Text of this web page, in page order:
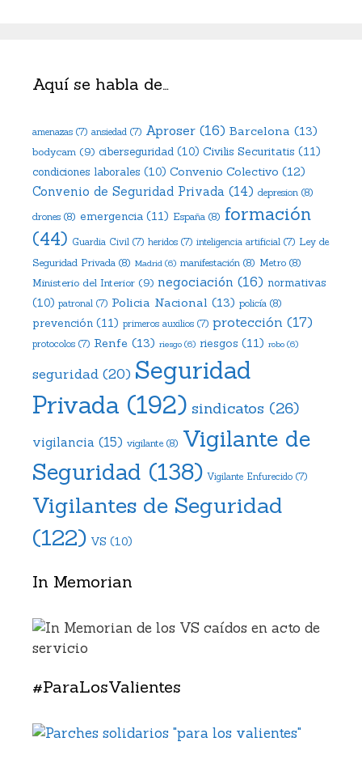
Aquí se habla de…
amenazas (7) ansiedad (7) Aproser (16) Barcelona (13)
bodycam (9) ciberseguridad (10) Civilis Securitatis (11)
condiciones laborales (10) Convenio Colectivo (12)
Convenio de Seguridad Privada (14) depresion (8)
drones (8) emergencia (11) España (8) formación
(44) Guardia Civil (7) heridos (7) inteligencia artificial (7) Ley de
Seguridad Privada (8) Madrid (6) manifestación (8) Metro (8)
Ministerio del Interior (9) negociación (16) normativas
(10) patronal (7) Policia Nacional (13) policía (8)
prevención (11) primeros auxilios (7) protección (17)
protocolos (7) Renfe (13) riesgo (6) riesgos (11) robo (6)
seguridad (20) Seguridad
Privada (192) sindicatos (26)
vigilancia (15) vigilante(8) Vigilante de
Seguridad (138) Vigilante Enfurecido (7)
Vigilantes de Seguridad
(122) VS (10)
In Memorian
#ParaLosValientes